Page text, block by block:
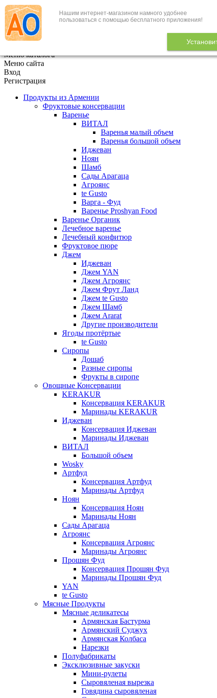
Нашим интернет-магазином намного удобнее
пользоваться с помощью бесплатного приложения!
+7 (495) 646-888-1
В корзине 0
Меню каталога
Меню сайта
Вход
Регистрация
Продукты из Армении
Фруктовые консервации
Варенье
ВИТАЛ
Варенья малый объем
Варенья большой объем
Иджеван
Ноян
Шамб
Сады Арагаца
Агроянс
te Gusto
Варга - Фуд
Варенье Proshyan Food
Варенье Органик
Лечебное варенье
Лечебный конфитюр
Фруктовое пюре
Джем
Иджеван
Джем YAN
Джем Агроянс
Джем Фрут Ланд
Джем te Gusto
Джем Шамб
Джем Ararat
Другие производители
Ягоды протёртые
te Gusto
Сиропы
Дошаб
Разные сиропы
Фрукты в сиропе
Овощные Консервации
KERAKUR
Консервация KERAKUR
Маринады KERAKUR
Иджеван
Консервация Иджеван
Маринады Иджеван
ВИТАЛ
Большой объем
Wosky
Артфуд
Консервация Артфуд
Маринады Артфуд
Ноян
Консервация Ноян
Маринады Ноян
Сады Арагаца
Агроянс
Консервация Агроянс
Маринады Агроянс
Прошян Фуд
Консервация Прошян Фуд
Маринады Прошян Фуд
YAN
te Gusto
Мясные Продукты
Мясные деликатесы
Армянская Бастурма
Армянский Суджух
Армянская Колбаса
Нарезки
Полуфабрикаты
Эксклюзивные закуски
Мини-рулеты
Сыровяленая вырезка
Говядина сыровяленая